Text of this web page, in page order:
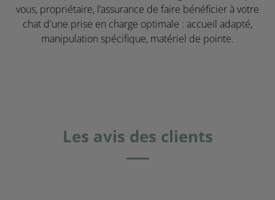
vous, propriétaire, l’assurance de faire bénéficier à votre
chat d'une prise en charge optimale : accueil adapté,
manipulation spécifique, matériel de pointe.
Les avis des clients